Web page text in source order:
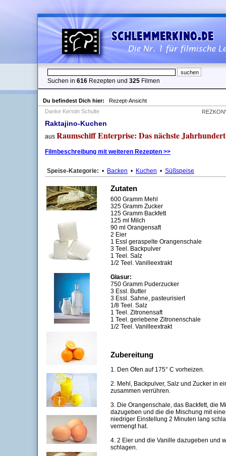
Suchen in 616 Rezepten und 325 Filmen
Du befindest Dich hier:
Rezept-Ansicht
Danke Kerstin Schulte
Raktajino-Kuchen
aus Raumschiff Enterprise: Das nächste Jahrhundert
Filmbeschreibung mit weiteren Rezepten >>
Speise-Kategorie: • Backen • Kuchen • Süßspeise
Zutaten
600 Gramm Mehl
325 Gramm Zucker
125 Gramm Backfett
125 ml Milch
90 ml Orangensaft
2 Eier
1 Essl geraspelte Orangenschale
3 Teel. Backpulver
1 Teel. Salz
1/2 Teel. Vanilleextrakt
Glasur:
750 Gramm Puderzucker
3 Essl. Butter
3 Essl. Sahne, pasteurisiert
1/8 Teel. Salz
1 Teel. Zitronensaft
1 Teel. geriebene Zitronenschale
1/2 Teel. Vanilleextrakt
Zubereitung
1. Den Ofen auf 175° C vorheizen.
2. Mehl, Backpulver, Salz und Zucker in
zusammen verrühren.
3. Die Orangenschale, das Backfett, die
dazugeben und die die Mischung mit
niedriger Einstellung 2 Minuten lang
vermengt hat.
4. 2 Eier und die Vanille dazugeben und
schlagen.